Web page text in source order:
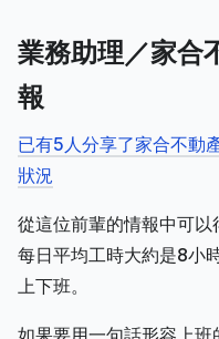
業務助理／家合
報
已有5人分享了家合不動
狀況
從這位前輩的情報中可
每日平均工時大約是8小
上下班。
如果要用一句話形容上